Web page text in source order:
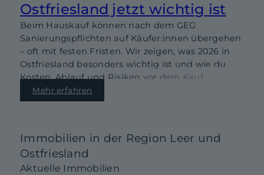
Ostfriesland jetzt wichtig ist
Beim Hauskauf können nach dem GEG
Sanierungspflichten auf Käufer:innen übergehen
– oft mit festen Fristen. Wir zeigen, was 2026 in
Ostfriesland besonders wichtig ist und wie du
Kosten, Ablauf und Risiken vor dem Kauf
realistisch einschätzt.
Mehr erfahren
Immobilien in der Region Leer und
Ostfriesland
Aktuelle Immobilien